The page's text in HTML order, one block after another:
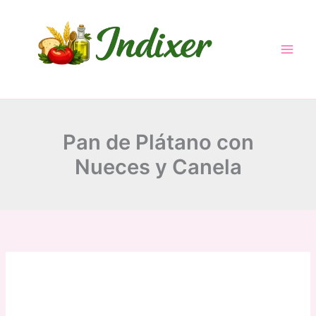
Pan de Plátano con
Nueces y Canela